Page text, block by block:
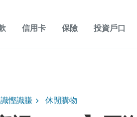
信用卡 保險 投資戶口
識慳識賺 休閒購物